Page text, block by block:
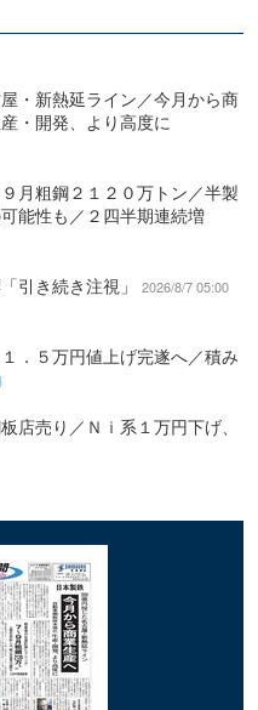
・新熱延ライン／今月から商
・開発、より高度に
月粗鋼２１２０万トン／半製
能性も／２四半期連続増
引き続き注視」
2026/8/7 05:00
．５万円値上げ完遂へ／積み
店売り／Ｎｉ系１万円下げ、